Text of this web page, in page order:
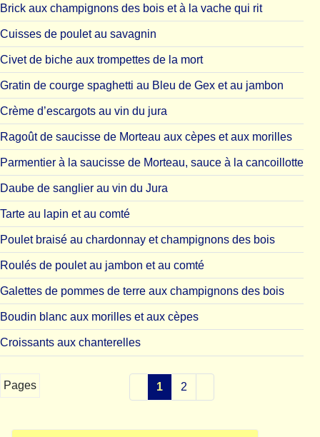
Brick aux champignons des bois et à la vache qui rit
Cuisses de poulet au savagnin
Civet de biche aux trompettes de la mort
Gratin de courge spaghetti au Bleu de Gex et au jambon
Crème d’escargots au vin du jura
Ragoût de saucisse de Morteau aux cèpes et aux morilles
Parmentier à la saucisse de Morteau, sauce à la cancoillotte
Daube de sanglier au vin du Jura
Tarte au lapin et au comté
Poulet braisé au chardonnay et champignons des bois
Roulés de poulet au jambon et au comté
Galettes de pommes de terre aux champignons des bois
Boudin blanc aux morilles et aux cèpes
Croissants aux chanterelles
Pages 1 2